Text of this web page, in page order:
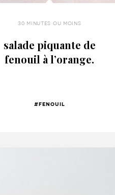
30 minutes ou moins
salade piquante de
fenouil à l’orange.
#fenouil